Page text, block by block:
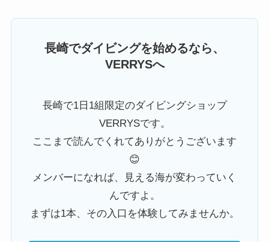
長崎でダイビングを始めるなら、
VERRYSへ
長崎で1日1組限定のダイビングショップ
VERRYSです。
ここまで読んでくれてありがとうございます
😊
メンバーになれば、見える海が変わっていく
んですよ。
まずは1本、その入口を体験してみませんか。